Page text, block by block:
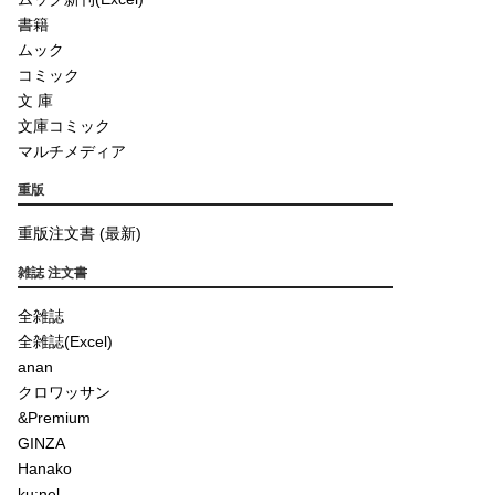
書籍
ムック
コミック
文 庫
文庫コミック
マルチメディア
重版
重版注文書 (最新)
雑誌 注文書
全雑誌
全雑誌(Excel)
anan
クロワッサン
&Premium
GINZA
Hanako